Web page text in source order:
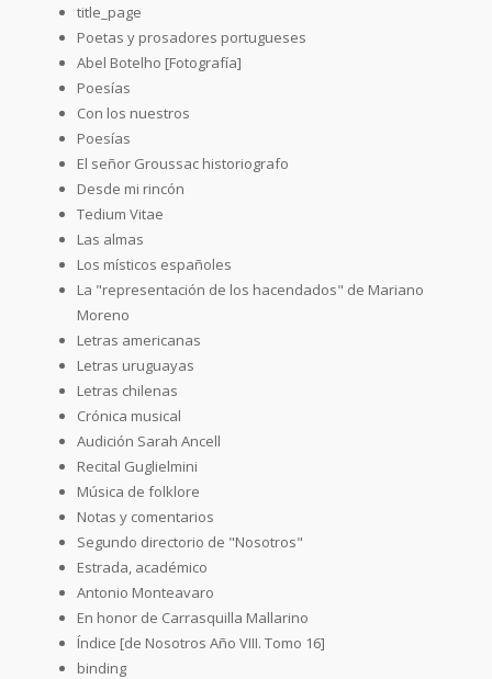
title_page
Poetas y prosadores portugueses
Abel Botelho [Fotografía]
Poesías
Con los nuestros
Poesías
El señor Groussac historiografo
Desde mi rincón
Tedium Vitae
Las almas
Los místicos españoles
La "representación de los hacendados" de Mariano
Moreno
Letras americanas
Letras uruguayas
Letras chilenas
Crónica musical
Audición Sarah Ancell
Recital Guglielmini
Música de folklore
Notas y comentarios
Segundo directorio de "Nosotros"
Estrada, académico
Antonio Monteavaro
En honor de Carrasquilla Mallarino
Índice [de Nosotros Año VIII. Tomo 16]
binding